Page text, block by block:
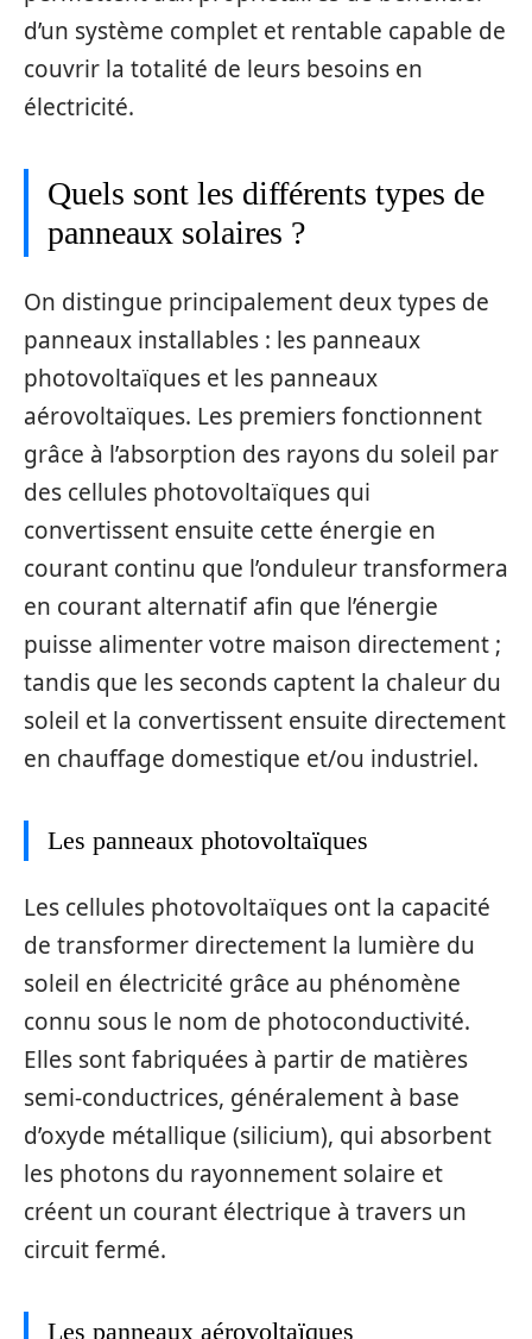
d’un système complet et rentable capable de
couvrir la totalité de leurs besoins en
électricité.
Quels sont les différents types de
panneaux solaires ?
On distingue principalement deux types de
panneaux installables : les panneaux
photovoltaïques et les panneaux
aérovoltaïques. Les premiers fonctionnent
grâce à l’absorption des rayons du soleil par
des cellules photovoltaïques qui
convertissent ensuite cette énergie en
courant continu que l’onduleur transformera
en courant alternatif afin que l’énergie
puisse alimenter votre maison directement ;
tandis que les seconds captent la chaleur du
soleil et la convertissent ensuite directement
en chauffage domestique et/ou industriel.
Les panneaux photovoltaïques
Les cellules photovoltaïques ont la capacité
de transformer directement la lumière du
soleil en électricité grâce au phénomène
connu sous le nom de photoconductivité.
Elles sont fabriquées à partir de matières
semi-conductrices, généralement à base
d’oxyde métallique (silicium), qui absorbent
les photons du rayonnement solaire et
créent un courant électrique à travers un
circuit fermé.
Les panneaux aérovoltaïques